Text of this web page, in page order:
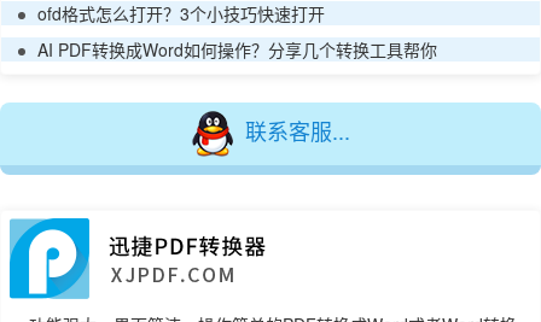
ofd格式怎么打开？3个小技巧快速打开
AI PDF转换成Word如何操作？分享几个转换工具帮你
联系客服...